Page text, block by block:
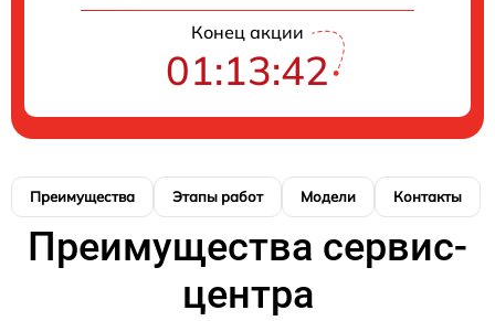
Конец акции
01:13:41
Преимущества Этапы работ Модели Контакты
Преимущества сервис-
центра